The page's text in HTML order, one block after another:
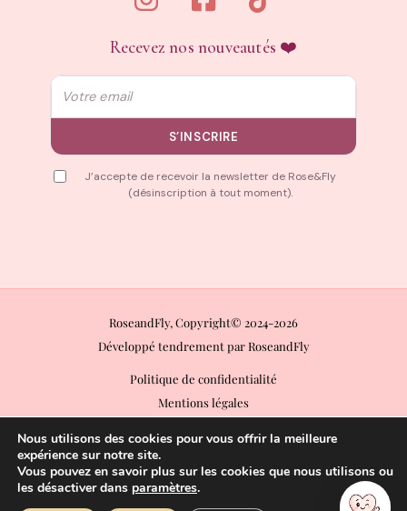
Recevez nos nouveautés ❤️
Email
S’INSCRIRE
J’accepte de recevoir la newsletter de Rose&Fly
(désinscription à tout moment).
RoseandFly, Copyright© 2024-2026
Développé tendrement par RoseandFly
Politique de confidentialité
Mentions légales
Conditions Générales d’Utilisation (CGU)
Politique de retours
Paiements acceptés
Nous utilisons des cookies pour vous offrir la meilleure
expérience sur notre site.
Vous pouvez en savoir plus sur les cookies que nous utilisons ou
les désactiver dans paramètres.